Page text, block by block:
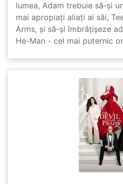
lumea, Adam trebuie să-și
mai apropiați aliați ai săi,
Arms, și să-și îmbrățișeze
He-Man - cel mai puternic